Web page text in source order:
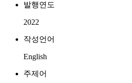
발행연도
2022
작성언어
English
주제어